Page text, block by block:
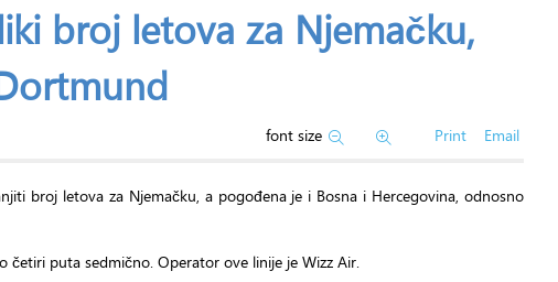
broj letova za Njemačku,
font size Print Email
broj letova za Njemačku, a pogođena je i Bosna i Hercegovina, odnosno
puta sedmično. Operator ove linije je Wizz Air.